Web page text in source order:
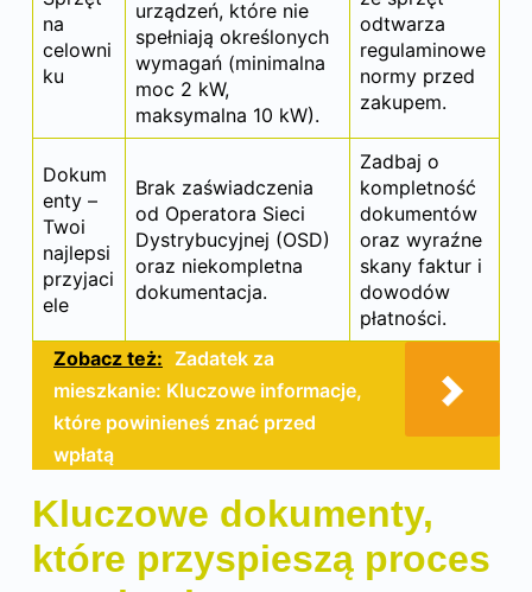
na
celowni
ku
urządzeń, które nie
spełniają określonych
wymagań (minimalna
moc 2 kW,
maksymalna 10 kW).
odtwarza
regulaminowe
normy przed
zakupem.
Dokum
enty –
Twoi
najlepsi
przyjaci
ele
Brak zaświadczenia
od Operatora Sieci
Dystrybucyjnej (OSD)
oraz niekompletna
dokumentacja.
Zadbaj o
kompletność
dokumentów
oraz wyraźne
skany faktur i
dowodów
płatności.
Zobacz też: Zadatek za
mieszkanie: Kluczowe informacje,
które powinieneś znać przed
wpłatą
Kluczowe dokumenty,
które przyspieszą proces